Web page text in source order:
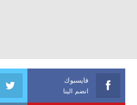
فايسبوك
انضم الينا